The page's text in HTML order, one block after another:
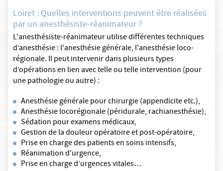
Loiret : Quelles interventions peuvent être réalisées
par un anesthésiste-réanimateur ?
L'anesthésiste-réanimateur utilise différentes techniques
d’anesthésie : l'anesthésie générale, l'anesthésie loco-
régionale. Il peut intervenir dans plusieurs types
d’opérations en lien avec telle ou telle intervention (pour
une pathologie ou autre) :
Anesthésie générale pour chirurgie (appendicite etc.),
Anesthésie locorégionale (péridurale, rachianesthésie),
Sédation pour examens médicaux,
Gestion de la douleur opératoire et post-opératoire,
Prise en charge des patients en soins intensifs,
Réanimation d'urgence,
Prise en charge d’urgences vitales…